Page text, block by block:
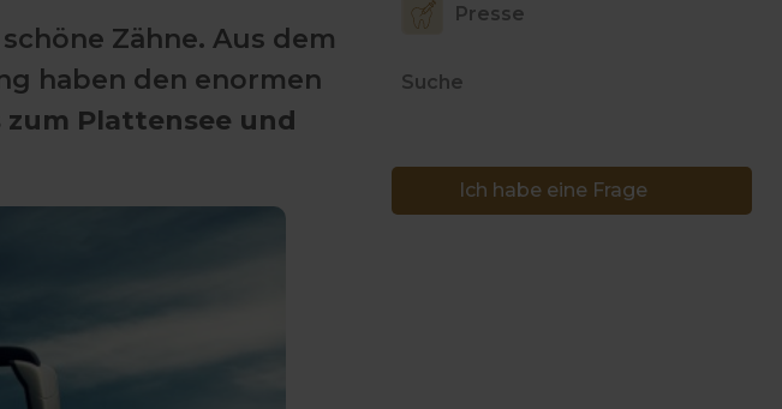
Zähne. Aus dem
haben den enormen
zum Plattensee und
Presse
Suche
Ich habe eine Frage